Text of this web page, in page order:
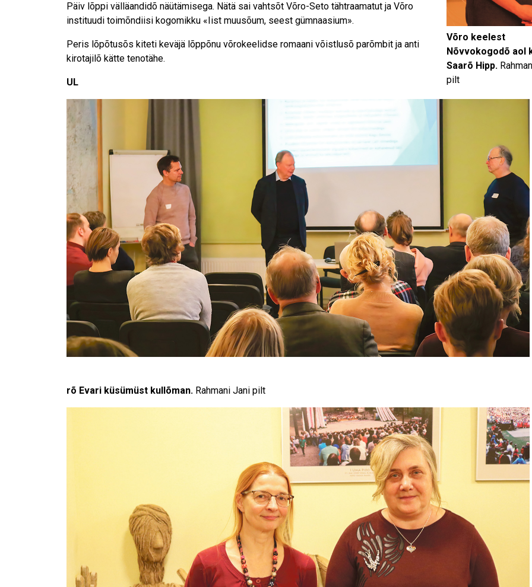
Võro keelest
Nõvvokogodõ aol
Saarõ Hipp.
pilt
Päiv lõppi välläandidõ näütämisega. Nätä sai vahtsõt Võro-Seto tähtraamatut ja Võro
instituudi toimõndiisi kogomikku «Iist muusõum, seest gümnaasium».
Peris lõpõtusõs kiteti keväjä lõppõnu võrokeelidse romaani võistlusõ parõmbit ja anti
kirotajilõ kätte tenotähe.
UL
rõ Evari küsümüst kullõman. Rahmani Jani pilt